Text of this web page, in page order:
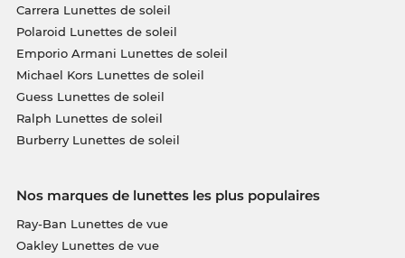
Carrera Lunettes de soleil
Polaroid Lunettes de soleil
Emporio Armani Lunettes de soleil
Michael Kors Lunettes de soleil
Guess Lunettes de soleil
Ralph Lunettes de soleil
Burberry Lunettes de soleil
Nos marques de lunettes les plus populaires
Ray-Ban Lunettes de vue
Oakley Lunettes de vue